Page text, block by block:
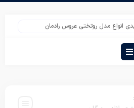
مدل روتختی عروس رادمان تولیدی روتختی دو
: